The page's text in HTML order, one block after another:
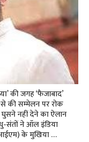
की जगह ‘फैजाबाद’
की सम्‍मेलन पर रोक
नहीं देने का ऐलान
संतों ने ऑल इंडिया
के मुखिया …